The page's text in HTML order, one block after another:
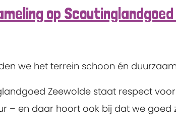
op
we het terrein schoon én duurzaam
Zeewolde staat respect
– en daar hoort ook bij dat we goed